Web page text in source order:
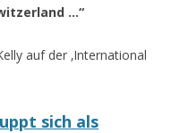
…“
auf der ‚International
sich als